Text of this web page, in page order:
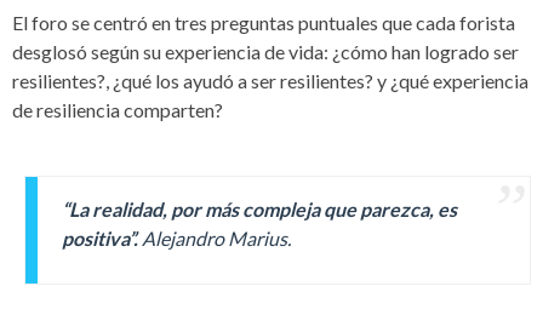
El foro se centró en tres preguntas puntuales que cada forista
desglosó según su experiencia de vida: ¿cómo han logrado ser
resilientes?, ¿qué los ayudó a ser resilientes? y ¿qué experiencia
de resiliencia comparten?
“La realidad, por más compleja que parezca, es
positiva”.Alejandro Marius.